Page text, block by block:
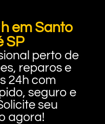
em Santo
SP
perto de
reparos e
24h com
seguro e
seu
agora!